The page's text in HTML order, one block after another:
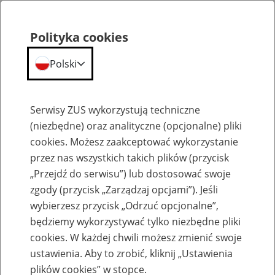
Emerytury
Baza zlikwidowanych lub
przekształconych zakładów pracy
Polityka cookies
Polski
Serwisy ZUS wykorzystują techniczne
(niezbędne) oraz analityczne (opcjonalne) pliki
cookies. Możesz zaakceptować wykorzystanie
przez nas wszystkich takich plików (przycisk
„Przejdź do serwisu”) lub dostosować swoje
zgody (przycisk „Zarządzaj opcjami”). Jeśli
wybierzesz przycisk „Odrzuć opcjonalne”,
będziemy wykorzystywać tylko niezbędne pliki
cookies. W każdej chwili możesz zmienić swoje
ustawienia. Aby to zrobić, kliknij „Ustawienia
plików cookies” w stopce.